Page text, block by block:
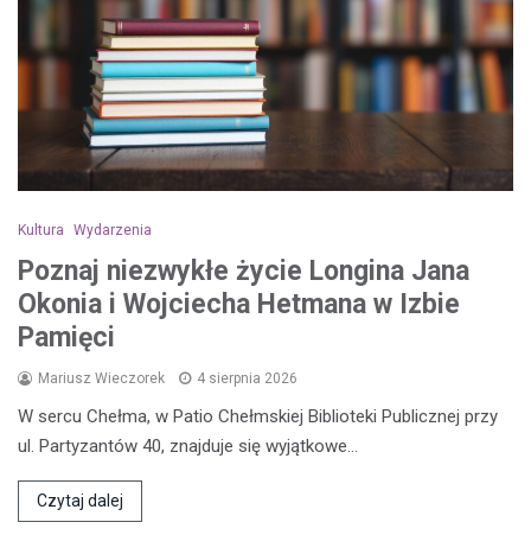
Kultura Wydarzenia
Poznaj niezwykłe życie Longina Jana
Okonia i Wojciecha Hetmana w Izbie
Pamięci
Mariusz Wieczorek 4 sierpnia 2026
W sercu Chełma, w Patio Chełmskiej Biblioteki Publicznej przy
ul. Partyzantów 40, znajduje się wyjątkowe…
Czytaj dalej